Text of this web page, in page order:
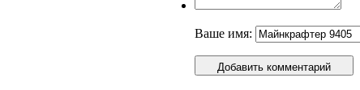
Ваше имя:
Добавить комментарий